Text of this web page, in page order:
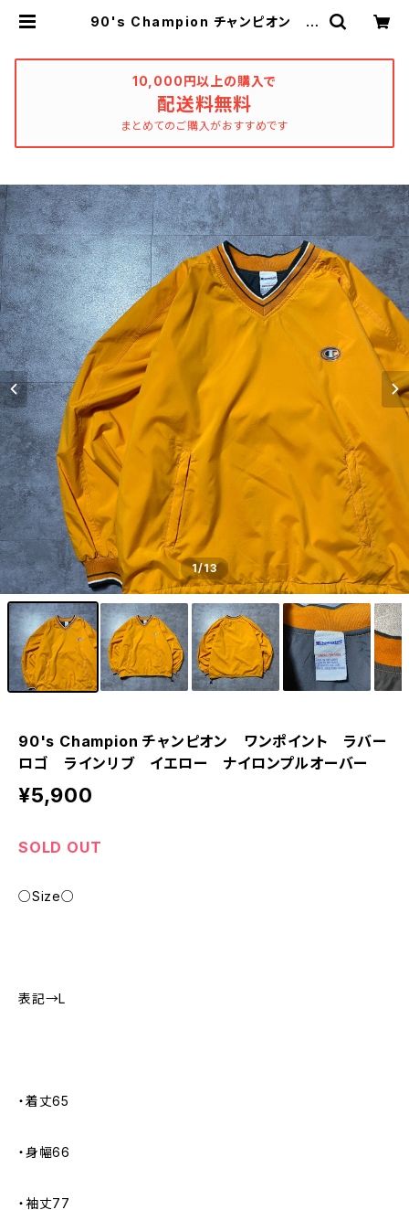
90's Champion チャンピオン ワ
| used_clothing_katharsis
10,000円以上の購入で
配送料無料
まとめてのご購入がおすすめです
1/13
90's Champion チャンピオン ワンポイント ラバー
ロゴ ラインリブ イエロー ナイロンプルオーバー
¥5,900
SOLD OUT
○Size○
表記→L
・着丈65
・身幅66
・袖丈77